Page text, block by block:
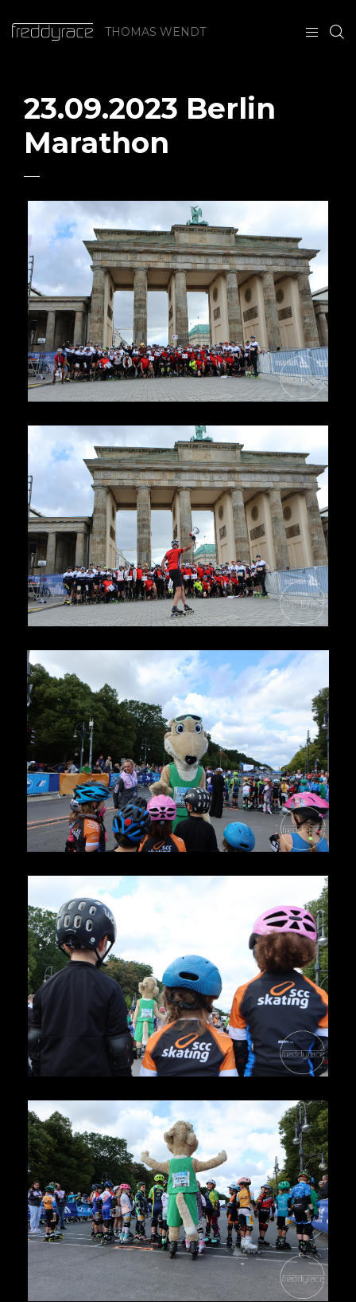
THOMAS WENDT
23.09.2023 Berlin
Marathon